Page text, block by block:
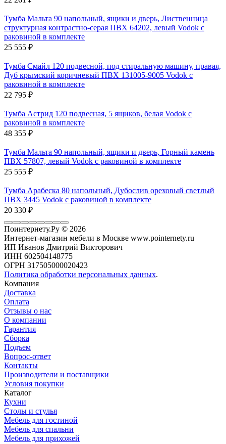
Тумба Мальта 90 напольный, ящики и дверь, Лиственница
структурная контрастно-серая ПВХ 64202, левый Vodok с
раковиной в комплекте
25 555 ₽
Тумба Смайл 120 подвесной, под стиральную машину, правая,
Дуб крымский коричневый ПВХ 131005-9005 Vodok с
раковиной в комплекте
22 795 ₽
Тумба Астрид 120 подвесная, 5 ящиков, белая Vodok с
раковиной в комплекте
48 355 ₽
Тумба Мальта 90 напольный, ящики и дверь, Горный камень
ПВХ 57807, левый Vodok с раковиной в комплекте
25 555 ₽
Тумба Арабеска 80 напольный, Дубослив ореховый светлый
ПВХ 3445 Vodok с раковиной в комплекте
20 330 ₽
Поинтернету.Ру © 2026
Интернет-магазин мебели в Москве www.pointernety.ru
ИП Иванов Дмитрий Викторович
ИНН 602504148775
ОГРН 317505000020423
Политика обработки персональных данных.
Компания
Доставка
Оплата
Отзывы о нас
О компании
Гарантия
Сборка
Подъем
Вопрос-ответ
Контакты
Производители и поставщики
Условия покупки
Каталог
Кухни
Столы и стулья
Мебель для гостиной
Мебель для спальни
Мебель для прихожей